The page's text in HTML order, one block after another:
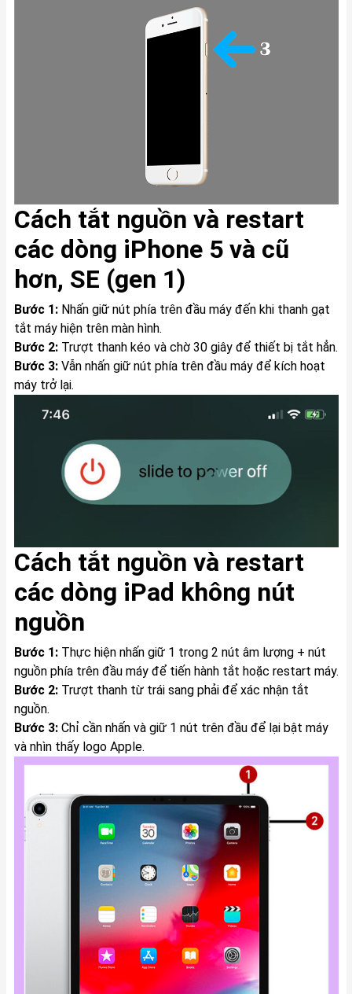
Cách tắt nguồn và restart
các dòng iPhone 5 và cũ
hơn, SE (gen 1)
Bước 1:Nhấn giữ nút phía trên đầu máy đến khi thanh gạt
tắt máy hiện trên màn hình.
Bước 2:Trượt thanh kéo và chờ 30 giây để thiết bị tắt hẳn.
Bước 3:Vẫn nhấn giữ nút phía trên đầu máy để kích hoạt
máy trở lại.
Cách tắt nguồn và restart
các dòng iPad không nút
nguồn
Bước 1:Thực hiện nhấn giữ 1 trong 2 nút âm lượng + nút
nguồn phía trên đầu máy để tiến hành tắt hoặc restart máy.
Bước 2:Trượt thanh từ trái sang phải để xác nhận tắt
nguồn.
Bước 3:Chỉ cần nhấn và giữ 1 nút trên đầu để lại bật máy
và nhìn thấy logo Apple.